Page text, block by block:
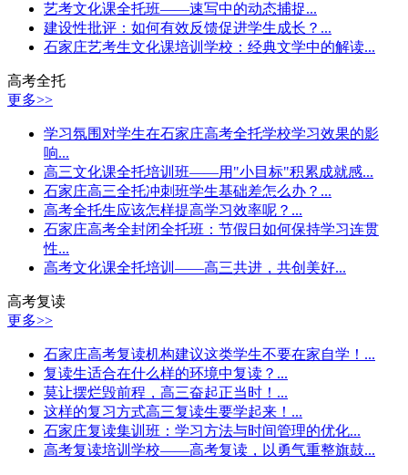
艺考文化课全托班——速写中的动态捕捉...
建设性批评：如何有效反馈促进学生成长？...
石家庄艺考生文化课培训学校：经典文学中的解读...
高考全托
更多>>
学习氛围对学生在石家庄高考全托学校学习效果的影
响...
高三文化课全托培训班——用"小目标"积累成就感...
石家庄高三全托冲刺班学生基础差怎么办？...
高考全托生应该怎样提高学习效率呢？...
石家庄高考全封闭全托班：节假日如何保持学习连贯
性...
高考文化课全托培训——高三共进，共创美好...
高考复读
更多>>
石家庄高考复读机构建议这类学生不要在家自学！...
复读生适合在什么样的环境中复读？...
莫让摆烂毁前程，高三奋起正当时！...
这样的复习方式高三复读生要学起来！...
石家庄复读集训班：学习方法与时间管理的优化...
高考复读培训学校——高考复读，以勇气重整旗鼓...